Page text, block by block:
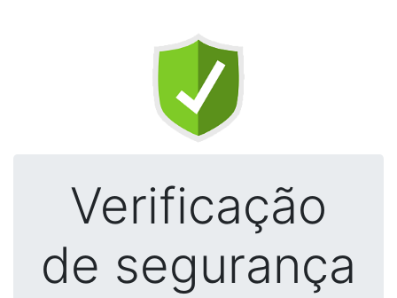
Verificação
de segurança